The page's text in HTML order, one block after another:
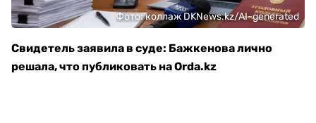
Фото: коллаж DKNews.kz/AI-generated
Свидетель заявила в суде: Бажкенова лично
решала, что публиковать на Orda.kz